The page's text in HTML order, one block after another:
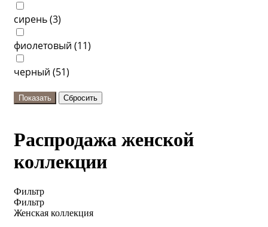
сирень (3)
фиолетовый (11)
черный (51)
Распродажа женской
коллекции
Фильтр
Фильтр
Женская коллекция